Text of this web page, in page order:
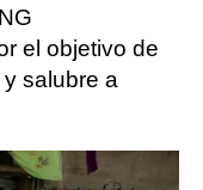
el objetivo de
salubre a